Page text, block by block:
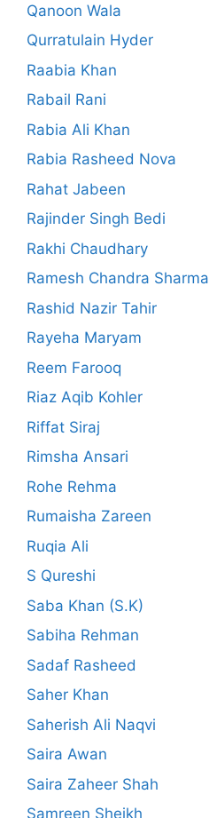
Qanoon Wala
Qurratulain Hyder
Raabia Khan
Rabail Rani
Rabia Ali Khan
Rabia Rasheed Nova
Rahat Jabeen
Rajinder Singh Bedi
Rakhi Chaudhary
Ramesh Chandra Sharma
Rashid Nazir Tahir
Rayeha Maryam
Reem Farooq
Riaz Aqib Kohler
Riffat Siraj
Rimsha Ansari
Rohe Rehma
Rumaisha Zareen
Ruqia Ali
S Qureshi
Saba Khan (S.K)
Sabiha Rehman
Sadaf Rasheed
Saher Khan
Saherish Ali Naqvi
Saira Awan
Saira Zaheer Shah
Samreen Sheikh